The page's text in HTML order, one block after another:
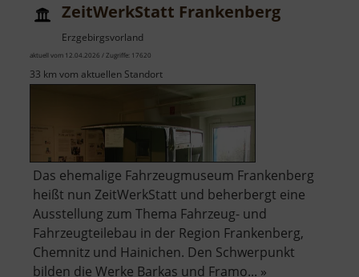
ZeitWerkStatt Frankenberg
Erzgebirgsvorland
aktuell vom 12.04.2026 / Zugriffe: 17620
33 km vom aktuellen Standort
Das ehemalige Fahrzeugmuseum Frankenberg
heißt nun ZeitWerkStatt und beherbergt eine
Ausstellung zum Thema Fahrzeug- und
Fahrzeugteilebau in der Region Frankenberg,
Chemnitz und Hainichen. Den Schwerpunkt
bilden die Werke Barkas und Framo... »